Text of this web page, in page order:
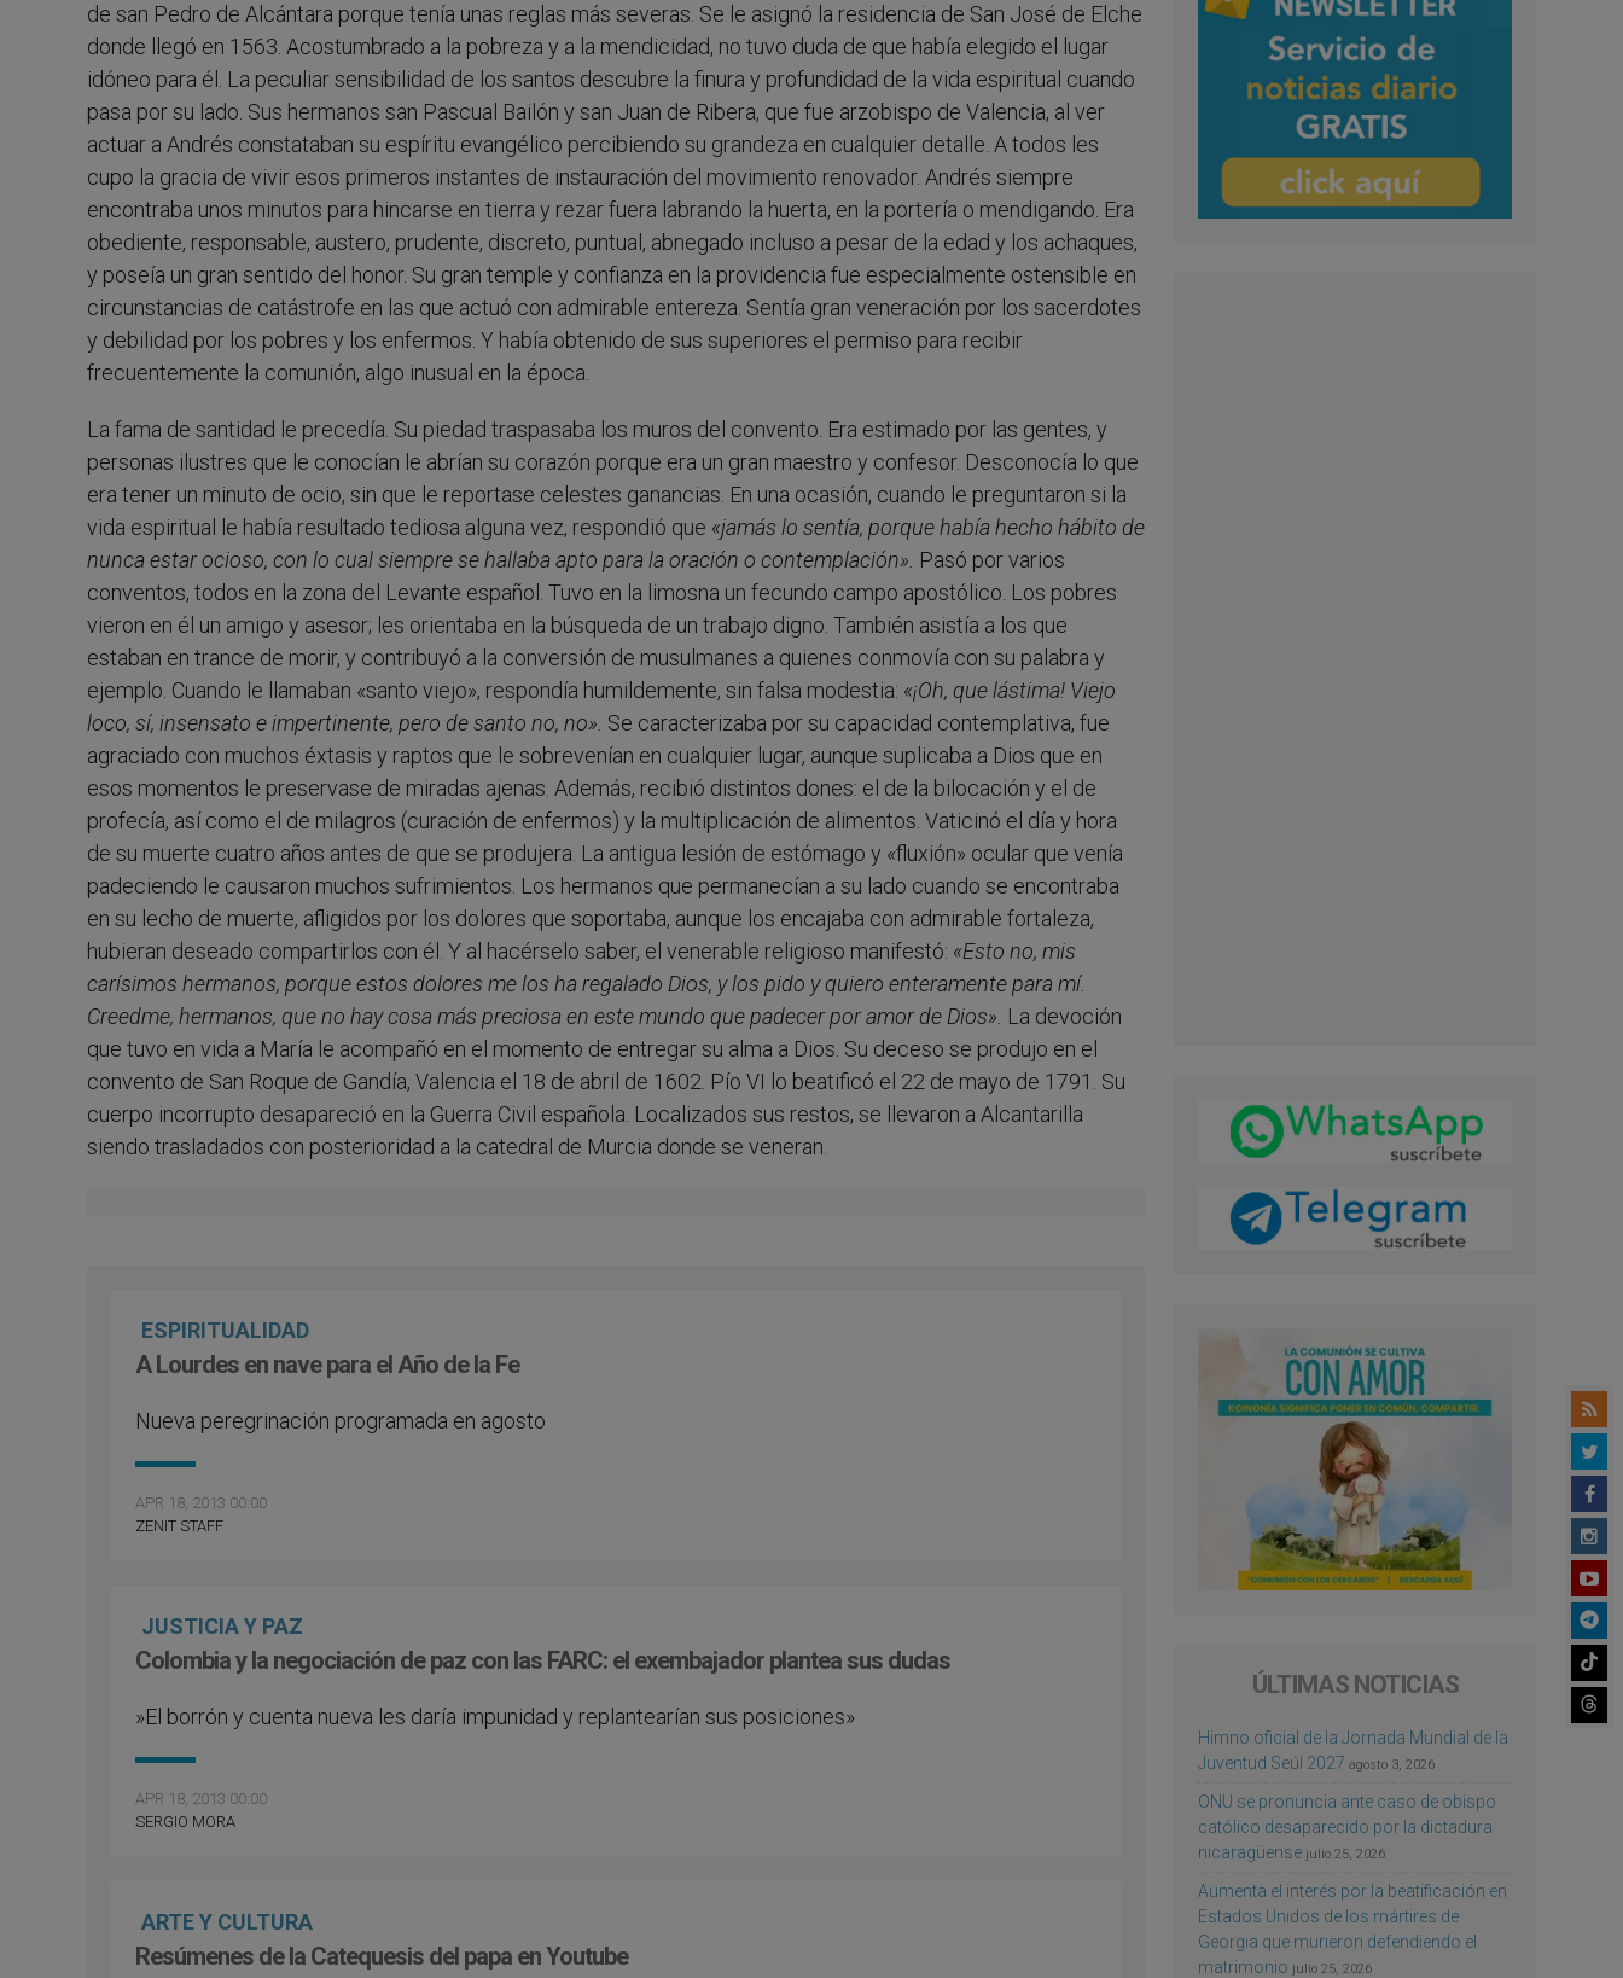
de san Pedro de Alcántara porque tenía unas reglas más severas. Se le asignó la residencia de San José de Elche
donde llegó en 1563. Acostumbrado a la pobreza y a la mendicidad, no tuvo duda de que había elegido el lugar
idóneo para él. La peculiar sensibilidad de los santos descubre la finura y profundidad de la vida espiritual cuando
pasa por su lado. Sus hermanos san Pascual Bailón y san Juan de Ribera, que fue arzobispo de Valencia, al ver
actuar a Andrés constataban su espíritu evangélico percibiendo su grandeza en cualquier detalle. A todos les
cupo la gracia de vivir esos primeros instantes de instauración del movimiento renovador. Andrés siempre
encontraba unos minutos para hincarse en tierra y rezar fuera labrando la huerta, en la portería o mendigando. Era
obediente, responsable, austero, prudente, discreto, puntual, abnegado incluso a pesar de la edad y los achaques,
y poseía un gran sentido del honor. Su gran temple y confianza en la providencia fue especialmente ostensible en
circunstancias de catástrofe en las que actuó con admirable entereza. Sentía gran veneración por los sacerdotes
y debilidad por los pobres y los enfermos. Y había obtenido de sus superiores el permiso para recibir
frecuentemente la comunión, algo inusual en la época.
La fama de santidad le precedía. Su piedad traspasaba los muros del convento. Era estimado por las gentes, y
personas ilustres que le conocían le abrían su corazón porque era un gran maestro y confesor. Desconocía lo que
era tener un minuto de ocio, sin que le reportase celestes ganancias. En una ocasión, cuando le preguntaron si la
vida espiritual le había resultado tediosa alguna vez, respondió que «jamás lo sentía, porque había hecho hábito de
nunca estar ocioso, con lo cual siempre se hallaba apto para la oración o contemplación». Pasó por varios
conventos, todos en la zona del Levante español. Tuvo en la limosna un fecundo campo apostólico. Los pobres
vieron en él un amigo y asesor; les orientaba en la búsqueda de un trabajo digno. También asistía a los que
estaban en trance de morir, y contribuyó a la conversión de musulmanes a quienes conmovía con su palabra y
ejemplo. Cuando le llamaban «santo viejo», respondía humildemente, sin falsa modestia: «¡Oh, que lástima! Viejo
loco, sí, insensato e impertinente, pero de santo no, no». Se caracterizaba por su capacidad contemplativa, fue
agraciado con muchos éxtasis y raptos que le sobrevenían en cualquier lugar, aunque suplicaba a Dios que en
esos momentos le preservase de miradas ajenas. Además, recibió distintos dones: el de la bilocación y el de
profecía, así como el de milagros (curación de enfermos) y la multiplicación de alimentos. Vaticinó el día y hora
de su muerte cuatro años antes de que se produjera. La antigua lesión de estómago y «fluxión» ocular que venía
padeciendo le causaron muchos sufrimientos. Los hermanos que permanecían a su lado cuando se encontraba
en su lecho de muerte, afligidos por los dolores que soportaba, aunque los encajaba con admirable fortaleza,
hubieran deseado compartirlos con él. Y al hacérselo saber, el venerable religioso manifestó: «Esto no, mis
carísimos hermanos, porque estos dolores me los ha regalado Dios, y los pido y quiero enteramente para mí.
Creedme, hermanos, que no hay cosa más preciosa en este mundo que padecer por amor de Dios». La devoción
que tuvo en vida a María le acompañó en el momento de entregar su alma a Dios. Su deceso se produjo en el
convento de San Roque de Gandía, Valencia el 18 de abril de 1602. Pío VI lo beatificó el 22 de mayo de 1791. Su
cuerpo incorrupto desapareció en la Guerra Civil española. Localizados sus restos, se llevaron a Alcantarilla
siendo trasladados con posterioridad a la catedral de Murcia donde se veneran.
ESPIRITUALIDAD
A Lourdes en nave para el Año de la Fe
Nueva peregrinación programada en agosto
APR 18, 2013 00:00
ZENIT STAFF
JUSTICIA Y PAZ
Colombia y la negociación de paz con las FARC: el exembajador plantea sus dudas
»El borrón y cuenta nueva les daría impunidad y replantearían sus posiciones»
APR 18, 2013 00:00
SERGIO MORA
ARTE Y CULTURA
Resúmenes de la Catequesis del papa en Youtube
ÚLTIMAS NOTICIAS
Himno oficial de la Jornada Mundial de la
Juventud Seúl 2027 agosto 3, 2026
ONU se pronuncia ante caso de obispo
católico desaparecido por la dictadura
nicaragüense julio 25, 2026
Aumenta el interés por la beatificación en
Estados Unidos de los mártires de
Georgia que murieron defendiendo el
matrimonio julio 25, 2026